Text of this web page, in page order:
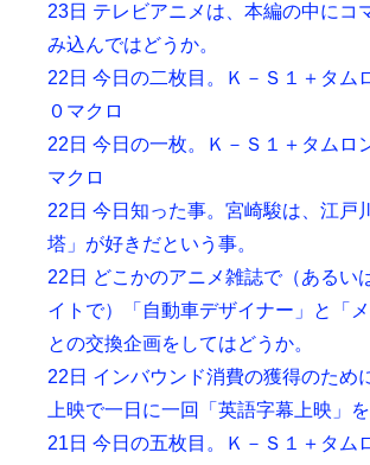
23日 テレビアニメは、本編の中にコ
み込んではどうか。
22日 今日の二枚目。Ｋ－Ｓ１＋タム
０マクロ
22日 今日の一枚。Ｋ－Ｓ１＋タムロ
マクロ
22日 今日知った事。宮崎駿は、江戸
塔」が好きだという事。
22日 どこかのアニメ雑誌で（あるい
イトで）「自動車デザイナー」と「メ
との交換企画をしてはどうか。
22日 インバウンド消費の獲得のため
上映で一日に一回「英語字幕上映」
21日 今日の五枚目。Ｋ－Ｓ１＋タム